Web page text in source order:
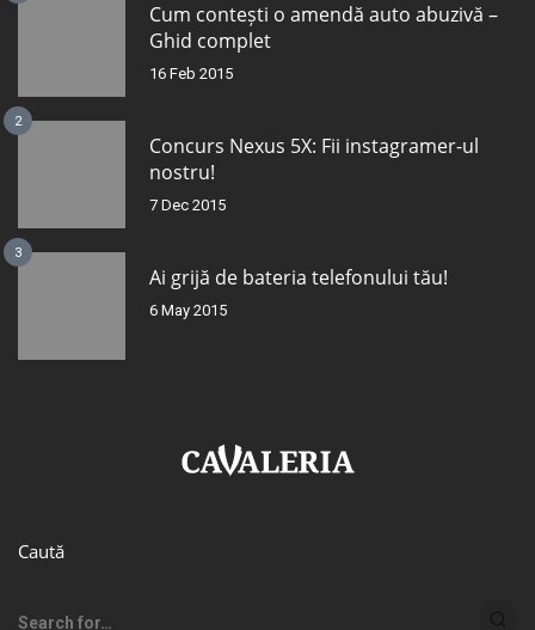
Cum contești o amendă auto abuzivă –
Ghid complet
16 Feb 2015
2
Concurs Nexus 5X: Fii instagramer-ul
nostru!
7 Dec 2015
3
Ai grijă de bateria telefonului tău!
6 May 2015
Caută